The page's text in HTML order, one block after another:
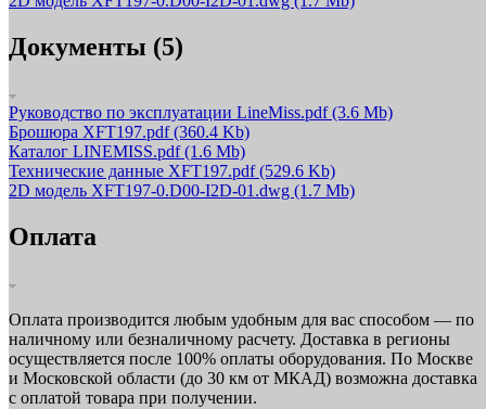
Документы (5)
Руководство по эксплуатации LineMiss.pdf(3.6 Mb)
Брошюра XFT197.pdf(360.4 Kb)
Каталог LINEMISS.pdf(1.6 Mb)
Технические данные XFT197.pdf(529.6 Kb)
2D модель XFT197-0.D00-I2D-01.dwg (1.7 Mb)
Оплата
Оплата производится любым удобным для вас способом — по
наличному или безналичному расчету. Доставка в регионы
осуществляется после 100% оплаты оборудования. По Москве
и Московской области (до 30 км от МКАД) возможна доставка
с оплатой товара при получении.